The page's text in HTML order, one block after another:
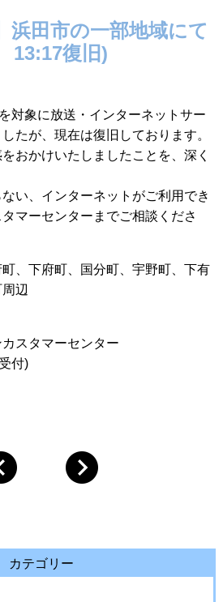
浜田市の一部地域にて
13:17復旧)
対象に放送・インターネットサー
たが、現在は復旧しております。
おかけいたしましたことを、深く
い、インターネットがご利用でき
マーセンターまでご相談くださ
、下府町、国分町、宇野町、下有
辺
スタマーセンター
付)
カテゴリー